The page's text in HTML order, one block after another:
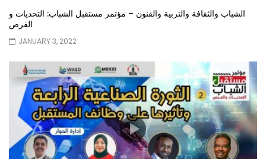
الشباب والثقافة والتربية والفنون – مؤتمر مستقبل الشباب: التحديات و
الفرص
JANUARY 3, 2022